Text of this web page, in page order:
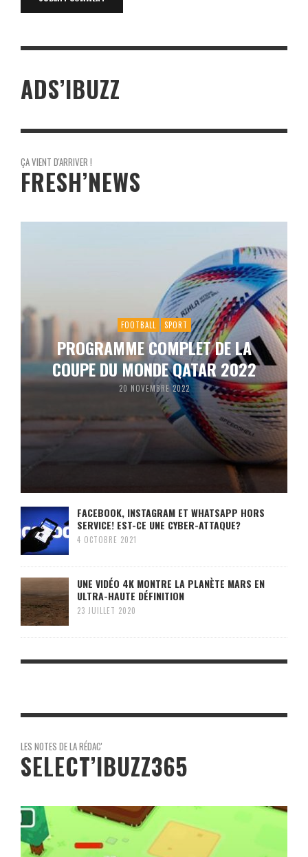
ADS’IBUZZ
ÇA VIENT D'ARRIVER !
FRESH’NEWS
FOOTBALL SPORT
PROGRAMME COMPLET DE LA
COUPE DU MONDE QATAR 2022
20 NOVEMBRE 2022
FACEBOOK, INSTAGRAM ET WHATSAPP HORS
SERVICE! EST-CE UNE CYBER-ATTAQUE?
4 OCTOBRE 2021
UNE VIDÉO 4K MONTRE LA PLANÈTE MARS EN
ULTRA-HAUTE DÉFINITION
23 JUILLET 2020
LES NOTES DE LA RÉDAC'
SELECT’IBUZZ365